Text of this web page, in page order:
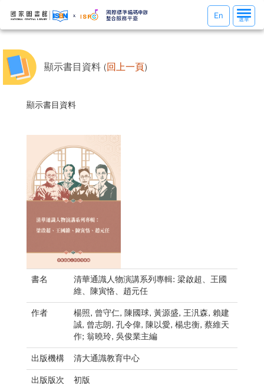
選
單
選單
En
顯示書目資料 (回上一頁)
顯示書目資料
書名
清華通識人物演講系列專輯: 梁啟超、王國
維、陳寅恪、趙元任
作者
楊照, 曾守仁, 陳國球, 黃源盛, 王汎森, 賴建
誠, 曾志朗, 孔令偉, 陳以愛, 楊忠衡, 蔡維天
作; 翁曉玲, 吳俊業主編
出版機構 清大通識教育中心
出版版次 初版